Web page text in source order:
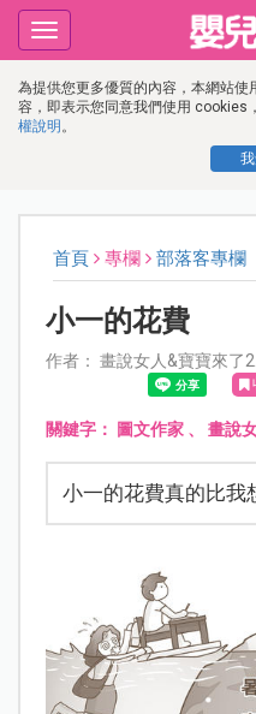
為提供您更多優質的內容，本網站
容，即表示您同意我們使用 cookies
權說明 。
Toggle
navigation
首頁 專欄 部落客專欄
小一的花費
作者： 畫說女人&寶寶來了
關鍵字： 圖文作家、 畫說
小一的花費真的比我